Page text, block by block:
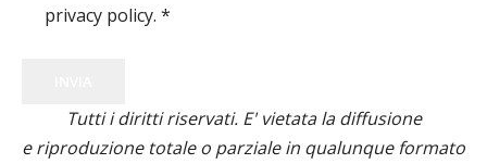
privacy policy. *
Tutti i diritti riservati. E' vietata la diffusione
e riproduzione totale o parziale in qualunque formato